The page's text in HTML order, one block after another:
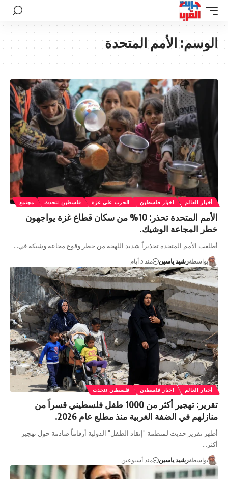
الوسم:الأمم المتحدة
أخبار العالم اخبار فلسطين الحرب على غزة فلسطين تتحدث مجتمع
الأمم المتحدة تحذر: 10% من سكان قطاع غزة يواجهون
خطر المجاعة الوشيك.
أطلقت الأمم المتحدة تحذيراً شديد اللهجة من خطر وقوع مجاعة وشيكة في…
بواسطةرشيد ياسين منذ 5 أيام
أخبار العالم اخبار فلسطين فلسطين تتحدث
تقرير: تهجير أكثر من 1000 طفل فلسطيني قسراً من
منازلهم في الضفة الغربية منذ مطلع عام 2026.
أظهر تقرير حديث لمنظمة "إنقاذ الطفل" الدولية أرقاماً صادمة حول تهجير
أكثر…
بواسطةرشيد ياسين منذ أسبوعين